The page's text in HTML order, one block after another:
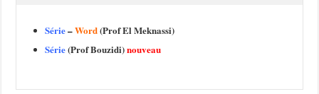
Série–Word(Prof El Meknassi)
Série(Prof Bouzidi)nouveau